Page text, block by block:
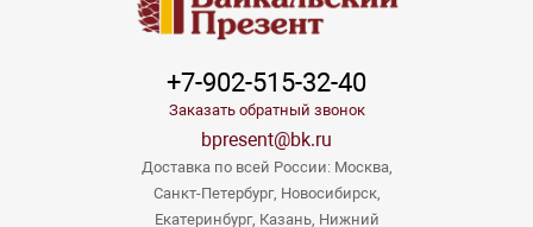
+7-902-515-32-40
Заказать обратный звонок
bpresent@bk.ru
Доставка по всей России: Москва,
Санкт-Петербург, Новосибирск,
Екатеринбург, Казань, Нижний